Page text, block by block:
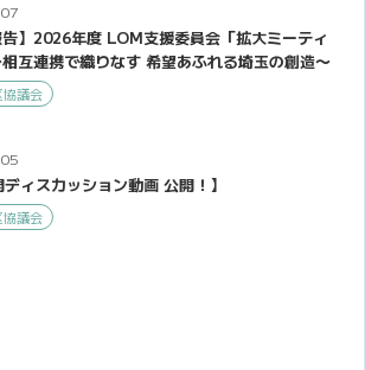
告】2026年度 LOM支援委員会「拡大ミーティ
互連携で織りなす 希望あふれる埼玉の創造〜
協議会
ディスカッション動画 公開！】
協議会